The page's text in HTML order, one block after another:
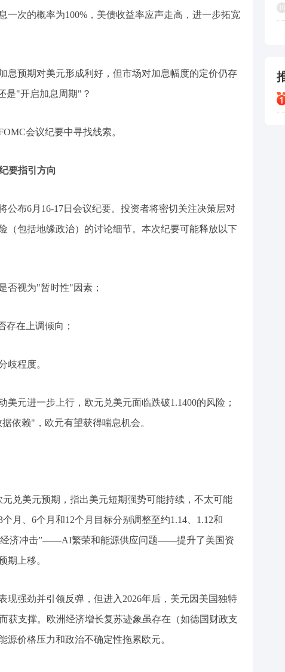
一次的概率为100%，美债收益率应声走高，进一步拓宽
息预期对美元形成利好，但市场对加息幅度的定价仍存
"开启加息周期"？
会议纪要中寻找线索。
要指引方向
公布6月16-17日会议纪要。投资者将密切关注决策层对
（包括地缘政治）的讨论细节。本次纪要可能释放以下
否视为"暂时性"因素；
存在上调倾向；
歧程度。
美元进一步上行，欧元兑美元面临跌破1.1400的风险；
依赖"，欧元有望获得喘息机会。
元兑美元预期，指出美元短期强势可能持续，不太可能
月、6个月和12个月目标分别调整至约1.14、1.12和
经济冲击”——AI繁荣和能源供应问题——提升了美国资
期上移。
现强劲并引领反弹，但进入2026年后，美元因美国独特
获支撑。欧洲经济增长复苏迹象虽存在（如德国财政支
源价格压力和政治不确定性拖累欧元。